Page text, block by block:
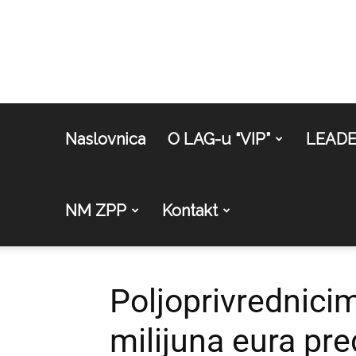
Naslovnica O LAG-u “VIP”
NM ZPP Kontakt
milijuna eura